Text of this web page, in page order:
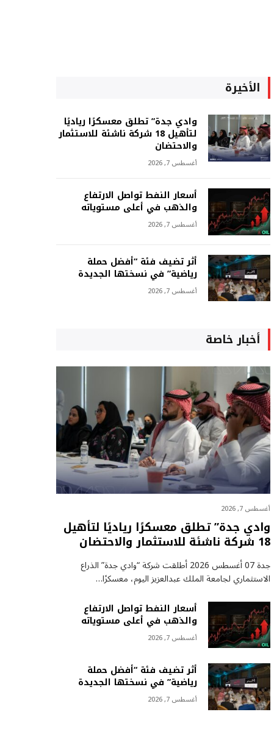
الأخيرة
وادي جدة” تطلق معسكرًا رياديًا
لتأهيل 18 شركة ناشئة للاستثمار
والاحتضان
أغسطس 7, 2026
أسعار النفط تواصل الارتفاع
والذهب في أعلى مستوياته
أغسطس 7, 2026
أثر تضيف فئة “أفضل حملة
رياضية” في نسختها الجديدة
أغسطس 7, 2026
أخبار خاصة
أغسطس 7, 2026
وادي جدة” تطلق معسكرًا رياديًا لتأهيل
18 شركة ناشئة للاستثمار والاحتضان
جدة 07 أغسطس 2026 أطلقت شركة “وادي جدة” الذراع
الاستثماري لجامعة الملك عبدالعزيز اليوم، معسكرًا…
أسعار النفط تواصل الارتفاع
والذهب في أعلى مستوياته
أغسطس 7, 2026
أثر تضيف فئة “أفضل حملة
رياضية” في نسختها الجديدة
أغسطس 7, 2026